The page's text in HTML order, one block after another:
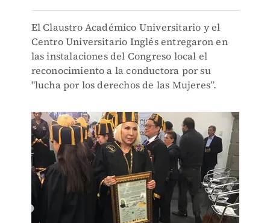
El Claustro Académico Universitario y el
Centro Universitario Inglés entregaron en
las instalaciones del Congreso local el
reconocimiento a la conductora por su
"lucha por los derechos de las Mujeres”.